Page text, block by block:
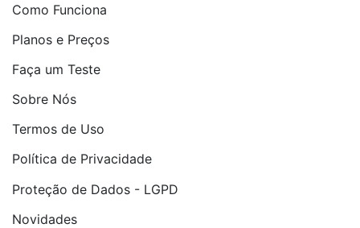
Como Funciona
Planos e Preços
Faça um Teste
Sobre Nós
Termos de Uso
Política de Privacidade
Proteção de Dados - LGPD
Novidades